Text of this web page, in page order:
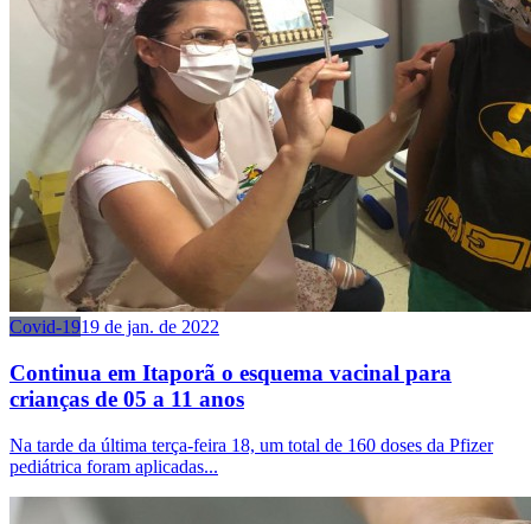
Covid-1919 de jan. de 2022
Continua em Itaporã o esquema vacinal para
crianças de 05 a 11 anos
Na tarde da última terça-feira 18, um total de 160 doses da Pfizer
pediátrica foram aplicadas...